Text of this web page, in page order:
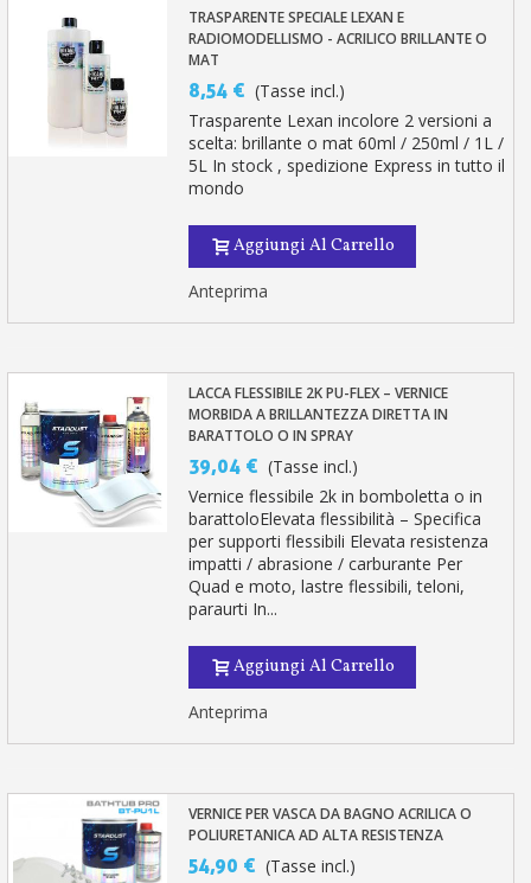
TRASPARENTE SPECIALE LEXAN E
RADIOMODELLISMO - ACRILICO BRILLANTE O
MAT
8,54 € (Tasse incl.)
Trasparente Lexan incolore 2 versioni a
scelta: brillante o mat 60ml / 250ml / 1L /
5L In stock , spedizione Express in tutto il
mondo
Aggiungi Al Carrello
Anteprima
LACCA FLESSIBILE 2K PU-FLEX – VERNICE
MORBIDA A BRILLANTEZZA DIRETTA IN
BARATTOLO O IN SPRAY
39,04 € (Tasse incl.)
Vernice flessibile 2k in bomboletta o in
barattoloElevata flessibilità – Specifica
per supporti flessibili Elevata resistenza
impatti / abrasione / carburante Per
Quad e moto, lastre flessibili, teloni,
paraurti In...
Aggiungi Al Carrello
Anteprima
VERNICE PER VASCA DA BAGNO ACRILICA O
POLIURETANICA AD ALTA RESISTENZA
54,90 € (Tasse incl.)